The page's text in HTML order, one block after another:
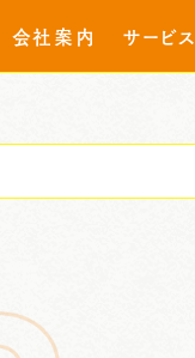
会社案内 サービス